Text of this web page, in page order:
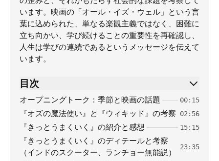
います。映画の「オール・イズ・ウェル」という言
葉に込められた、単なる楽観主義ではなく、困難に
立ち向かい、学び続けることの重要性を再確認し、
人生は学びの連続であるというメッセージを伝えて
います。
目次
オープニングトーク：季節と映画の話題 00:15
『オズの魔法使い』と『ウィキッド』の考察 02:56
『きっとうまくいく』の紹介と感想 15:15
『きっとうまくいく』のディテールと考察
（インドのスクーター、ランチョー無能説）
23:35